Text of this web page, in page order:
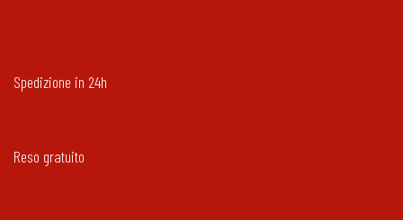
Spedizione in 24h
Reso gratuito